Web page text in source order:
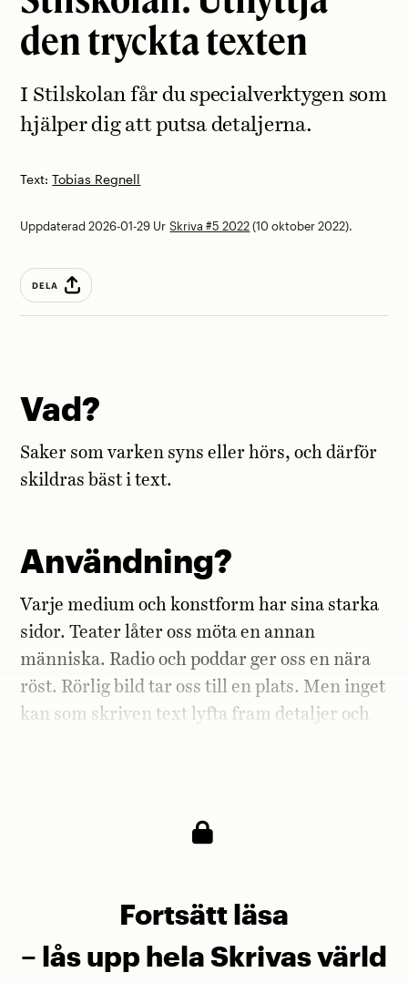
den tryckta texten
Text:Tobias Regnell
I Stilskolan får du special­verktygen som
hjälper dig att putsa detaljerna.
Uppdaterad 2026-01-29 UrSkriva #5 2022(10 oktober 2022).
DELA
Vad?
Saker som varken syns eller hörs, och därför
skildras bäst i text.
Användning?
Varje medium och konstform har sina starka
sidor. Teater låter oss möta en annan
människa. Radio och poddar ger oss en nära
röst. Rörlig bild tar oss till en plats. Men inget
kan som skriven text lyfta fram detaljer och
Fortsätt läsa
– lås upp hela Skrivas värld